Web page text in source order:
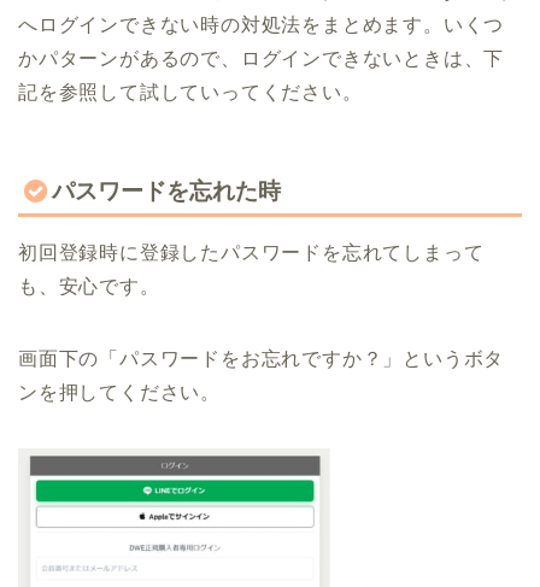
へログインできない時の対処法をまとめます。いくつ
かパターンがあるので、ログインできないときは、下
記を参照して試していってください。
パスワードを忘れた時
初回登録時に登録したパスワードを忘れてしまって
も、安心です。
画面下の「パスワードをお忘れですか？」というボタ
ンを押してください。